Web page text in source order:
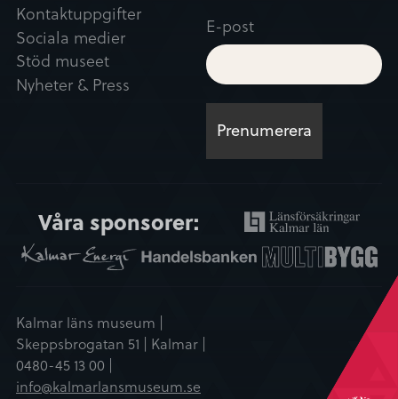
Kontaktuppgifter
Sociala medier
Stöd museet
Nyheter & Press
E-post
Våra sponsorer:
Kalmar läns museum |
Skeppsbrogatan 51 | Kalmar |
0480-45 13 00 |
info@kalmarlansmuseum.se